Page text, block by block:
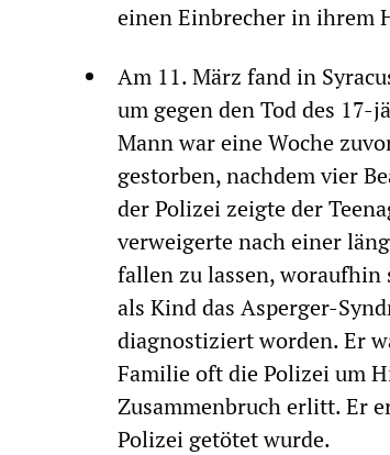
einen Einbrecher in ihrem
Am 11. März fand in
um gegen den Tod des
Mann war eine Woche
gestorben, nachdem vier
der Polizei zeigte der
verweigerte nach einer
fallen zu lassen, woraufhin
als Kind das Asperger-
diagnostiziert worden. Er
Familie oft die Polizei um
Zusammenbruch erlitt. Er
Polizei getötet wurde.